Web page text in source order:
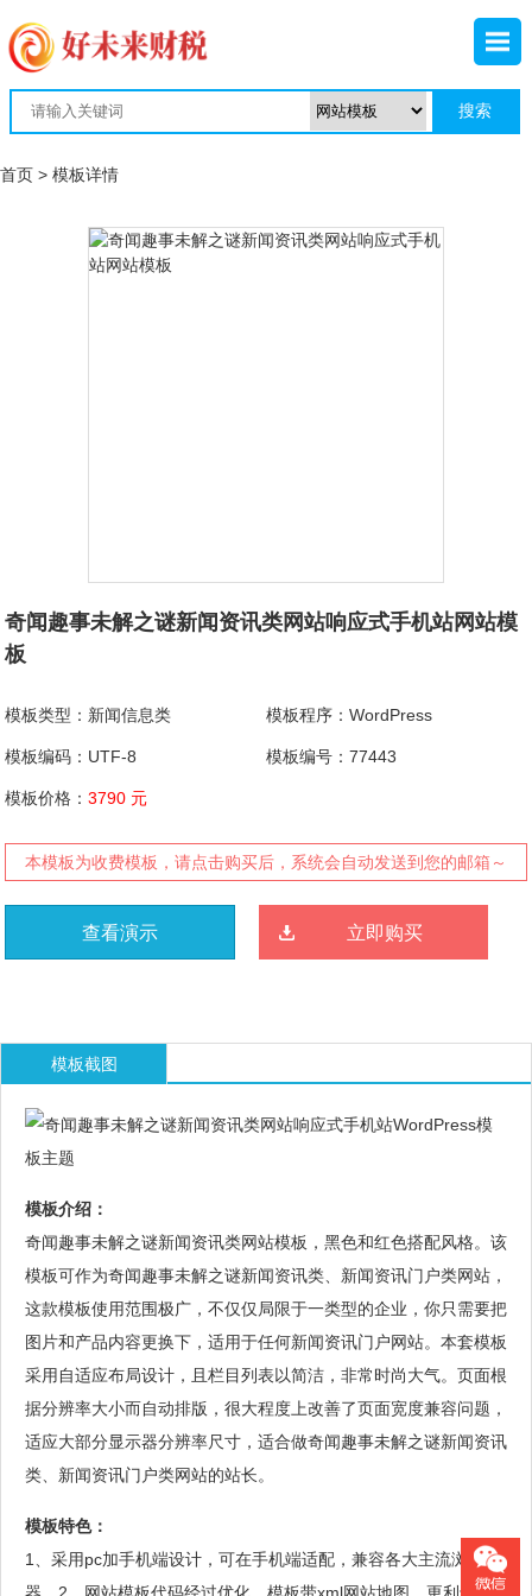
首页 > 模板详情
奇闻趣事未解之谜新闻资讯类网站响应式手机站网站模
板
模板类型：新闻信息类 模板程序：WordPress
模板编码：UTF-8 模板编号：77443
模板价格：3790 元
本模板为收费模板，请点击购买后，系统会自动发送到您的邮箱～
查看演示 立即购买
模板截图
模板介绍：
奇闻趣事未解之谜新闻资讯类网站模板，黑色和红色搭配风格。该
模板可作为奇闻趣事未解之谜新闻资讯类、新闻资讯门户类网站，
这款模板使用范围极广，不仅仅局限于一类型的企业，你只需要把
图片和产品内容更换下，适用于任何新闻资讯门户网站。本套模板
采用自适应布局设计，且栏目列表以简洁，非常时尚大气。页面根
据分辨率大小而自动排版，很大程度上改善了页面宽度兼容问题，
适应大部分显示器分辨率尺寸，适合做奇闻趣事未解之谜新闻资讯
类、新闻资讯门户类网站的站长。
模板特色：
1、采用pc加手机端设计，可在手机端适配，兼容各大主流浏览